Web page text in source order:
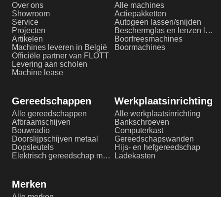
Over ons
Showroom
Service
Projecten
Artikelen
Machines leveren in België
Officiële partner van FLOTT
Levering aan scholen
Machine lease
Alle machines
Actiepakketten
Autogeen lassen/snijden
Beschermglas en lenzen laserlassen
Boorfreesmachines
Boormachines
Gereedschappen
Alle gereedschappen
Afbraamschijven
Bouwradio
Doorslijpschijven metaal
Dopsleutels
Elektrisch gereedschap metaalbewerking
Werkplaatsinrichting
Alle werkplaatsinrichting
Bankschroeven
Computerkast
Gereedschapswanden
Hijs- en hefgereedschap
Ladekasten
Merken